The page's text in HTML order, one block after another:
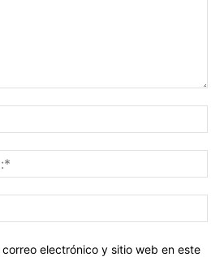
electrónico y sitio web en este